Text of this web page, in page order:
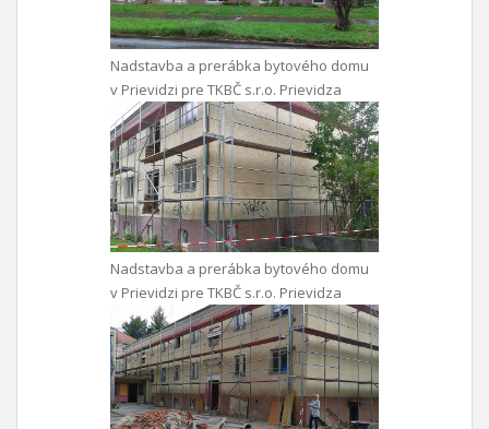
Nadstavba a prerábka bytového domu
v Prievidzi pre TKBČ s.r.o. Prievidza
Nadstavba a prerábka bytového domu
v Prievidzi pre TKBČ s.r.o. Prievidza